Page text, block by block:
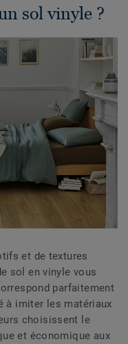
sol vinyle ?
et de textures
sol en vinyle vous
parfaitement
à imiter les matériaux
choisissent le
et économique aux